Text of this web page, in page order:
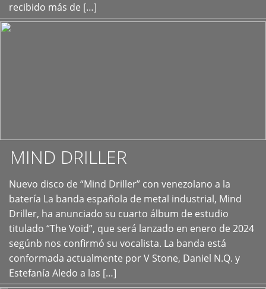
recibido más de […]
MIND DRILLER
Nuevo disco de “Mind Driller” con venezolano a la
batería La banda española de metal industrial, Mind
Driller, ha anunciado su cuarto álbum de estudio
titulado “The Void”, que será lanzado en enero de 2024
segúnb nos confirmó su vocalista. La banda está
conformada actualmente por V Stone, Daniel N.Q. y
Estefanía Aledo a las […]
+